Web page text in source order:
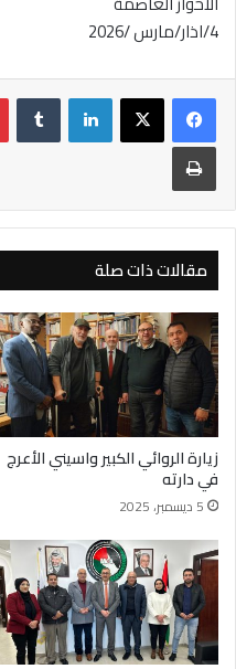
4/اذار/مارس /2026
لينكدإن
طباعة
مقالات ذات صلة
زيارة الروائي الكبير واسيني الأعرج
في دارته
5 ديسمبر، 2025